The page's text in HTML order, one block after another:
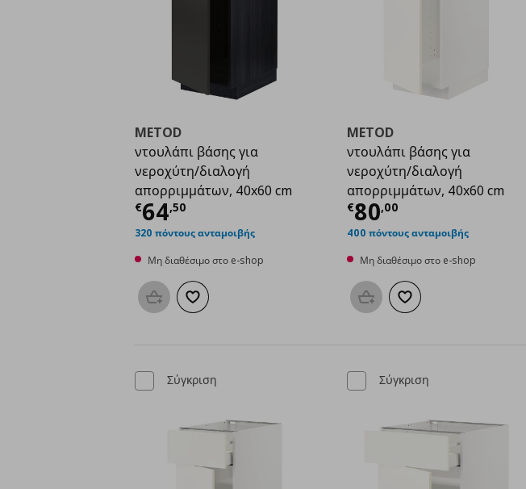
METOD
ντουλάπι βάσης για
νεροχύτη/διαλογή
απορριμμάτων, 40x60 cm
€64,50
Τρέχουσα τιμή € 64,50
320 πόντους ανταμοιβής
Μη διαθέσιμο στο e-shop
Προσθήκη στο καλάθι
Προσθήκη στα αγαπημένα
METOD
ντουλάπι βάσης για
νεροχύτη/διαλογή
απορριμμάτων, 40x60 cm
€80,00
Τρέχουσα τιμή
400 πόντους ανταμοιβής
Μη διαθέσιμο στο e-shop
Προσθήκη στο καλάθι
Προσθήκη στα αγαπημένα
Σύγκριση Σύγκριση